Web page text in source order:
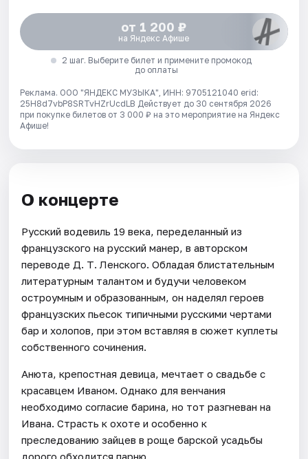
от 1 200 ₽
на Яндекс Афише
2 шаг. Выберите билет и примените промокод
до оплаты
Реклама. ООО "ЯНДЕКС МУЗЫКА", ИНН: 9705121040 erid:
25H8d7vbP8SRTvHZrUcdLB Действует до 30 сентября 2026
при покупке билетов от 3 000 ₽ на это мероприятие на Яндекс
Афише!
О концерте
Русский водевиль 19 века, переделанный из
французского на русский манер, в авторском
переводе Д. Т. Ленского. Обладая блистательным
литературным талантом и будучи человеком
остроумным и образованным, он наделял героев
французских пьесок типичными русскими чертами
бар и холопов, при этом вставляя в сюжет куплеты
собственного сочинения.
Анюта, крепостная девица, мечтает о свадьбе с
красавцем Иваном. Однако для венчания
необходимо согласие барина, но тот разгневан на
Ивана. Страсть к охоте и особенно к
преследованию зайцев в роще барской усадьбы
дорого обходится парню.